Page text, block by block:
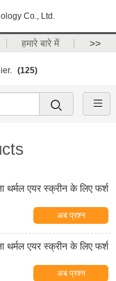
Co., Ltd.
हमारे बारे में >>
(125)
थर्मल एयर स्क्रीन के लिए फर्श
अब प्रश्न
थर्मल एयर स्क्रीन के लिए फर्श
अब प्रश्न